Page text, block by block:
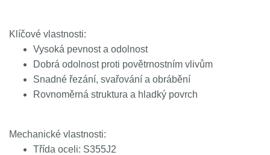
Klíčové vlastnosti:
Vysoká pevnost a odolnost
Dobrá odolnost proti povětrnostním vlivům
Snadné řezání, svařování a obrábění
Rovnoměrná struktura a hladký povrch
Mechanické vlastnosti:
Třída oceli: S355J2